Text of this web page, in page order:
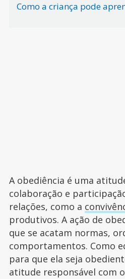
Como a criança pode
A obediência é uma
colaboração e
relações, como a
produtivos. A ação de
que se acatam normas,
comportamentos. Como
para que ela seja
atitude responsável com